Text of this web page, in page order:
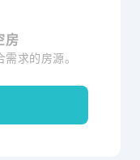
房
求的房源。